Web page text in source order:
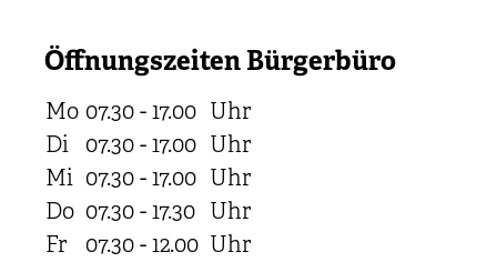
Öffnungszeiten Bürgerbüro
Mo 07.30 - 17.00 Uhr
Di
07.30 - 17.00 Uhr
Mi 07.30 - 17.00 Uhr
Do 07.30 - 17.30 Uhr
Fr
07.30 - 12.00 Uhr